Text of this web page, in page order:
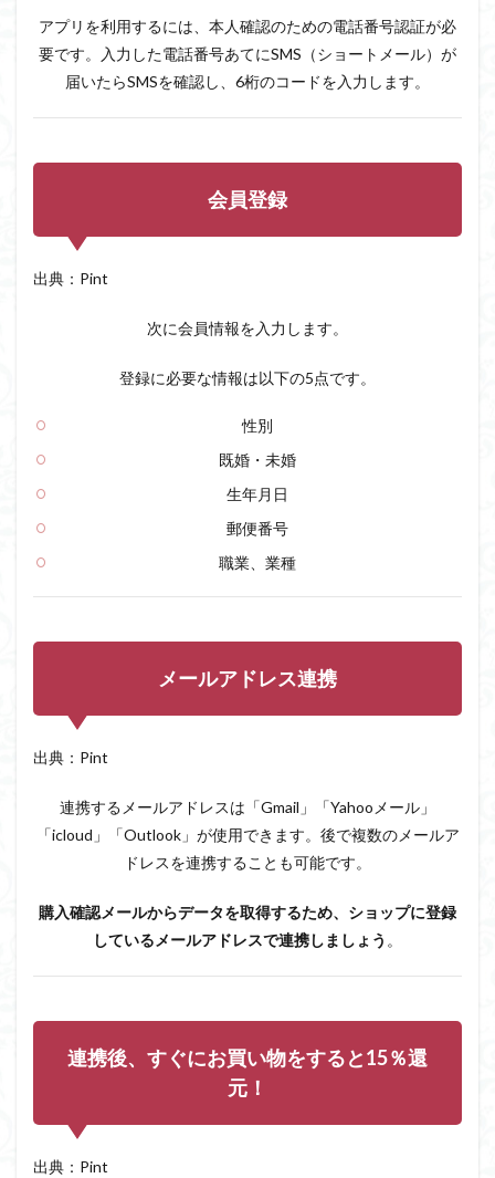
アプリを利用するには、本人確認のための電話番号認証が必
要です。入力した電話番号あてにSMS（ショートメール）が
届いたらSMSを確認し、6桁のコードを入力します。
会員登録
出典：Pint
次に会員情報を入力します。
登録に必要な情報は以下の5点です。
性別
既婚・未婚
生年月日
郵便番号
職業、業種
メールアドレス連携
出典：Pint
連携するメールアドレスは「Gmail」「Yahooメール」
「icloud」「Outlook」が使用できます。後で複数のメールア
ドレスを連携することも可能です。
購入確認メールからデータを取得するため、ショップに登録
しているメールアドレスで連携しましょう 。
連携後、すぐにお買い物をすると15％還
元！
出典：Pint